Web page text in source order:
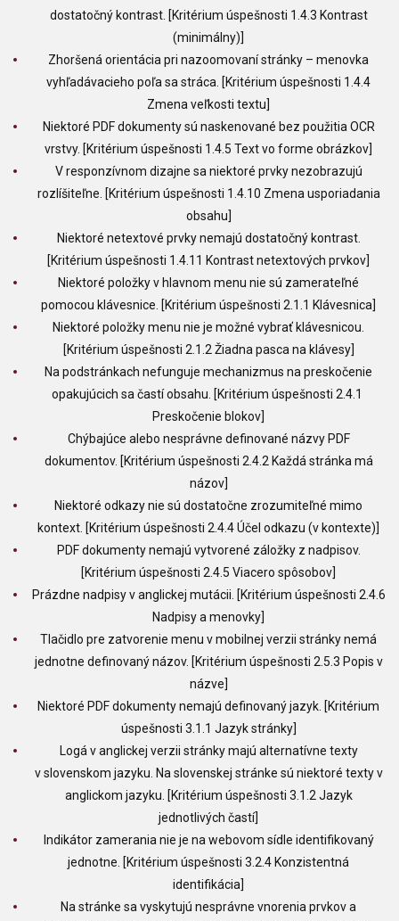
dostatočný kontrast. [Kritérium úspešnosti 1.4.3 Kontrast
(minimálny)]
Zhoršená orientácia pri nazoomovaní stránky – menovka
vyhľadávacieho poľa sa stráca. [Kritérium úspešnosti 1.4.4
Zmena veľkosti textu]
Niektoré PDF dokumenty sú naskenované bez použitia OCR
vrstvy. [Kritérium úspešnosti 1.4.5 Text vo forme obrázkov]
V responzívnom dizajne sa niektoré prvky nezobrazujú
rozlíšiteľne. [Kritérium úspešnosti 1.4.10 Zmena usporiadania
obsahu]
Niektoré netextové prvky nemajú dostatočný kontrast.
[Kritérium úspešnosti 1.4.11 Kontrast netextových prvkov]
Niektoré položky v hlavnom menu nie sú zamerateľné
pomocou klávesnice. [Kritérium úspešnosti 2.1.1 Klávesnica]
Niektoré položky menu nie je možné vybrať klávesnicou.
[Kritérium úspešnosti 2.1.2 Žiadna pasca na klávesy]
Na podstránkach nefunguje mechanizmus na preskočenie
opakujúcich sa častí obsahu. [Kritérium úspešnosti 2.4.1
Preskočenie blokov]
Chýbajúce alebo nesprávne definované názvy PDF
dokumentov. [Kritérium úspešnosti 2.4.2 Každá stránka má
názov]
Niektoré odkazy nie sú dostatočne zrozumiteľné mimo
kontext. [Kritérium úspešnosti 2.4.4 Účel odkazu (v kontexte)]
PDF dokumenty nemajú vytvorené záložky z nadpisov.
[Kritérium úspešnosti 2.4.5 Viacero spôsobov]
Prázdne nadpisy v anglickej mutácii. [Kritérium úspešnosti 2.4.6
Nadpisy a menovky]
Tlačidlo pre zatvorenie menu v mobilnej verzii stránky nemá
jednotne definovaný názov. [Kritérium úspešnosti 2.5.3 Popis v
názve]
Niektoré PDF dokumenty nemajú definovaný jazyk. [Kritérium
úspešnosti 3.1.1 Jazyk stránky]
Logá v anglickej verzii stránky majú alternatívne texty
v slovenskom jazyku. Na slovenskej stránke sú niektoré texty v
anglickom jazyku. [Kritérium úspešnosti 3.1.2 Jazyk
jednotlivých častí]
Indikátor zamerania nie je na webovom sídle identifikovaný
jednotne. [Kritérium úspešnosti 3.2.4 Konzistentná
identifikácia]
Na stránke sa vyskytujú nesprávne vnorenia prvkov a